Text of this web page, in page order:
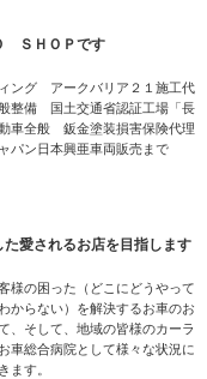
ＳＨＯＰです
ング アークバリア２１施工代
整備 国土交通省認証工場「長
車全般 鈑金塗装損害保険代理
ン日本興亜車両販売まで
た愛されるお店を目指します
様の困った（どこにどうやって
からない）を解決するお車のお
、そして、地域の皆様のカーラ
車総合病院として様々な状況に
ます。